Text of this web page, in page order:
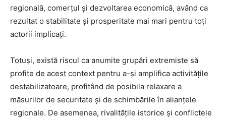
regională, comerțul și dezvoltarea economică, având ca
rezultat o stabilitate și prosperitate mai mari pentru toți
actorii implicați.
Totuși, există riscul ca anumite grupări extremiste să
profite de acest context pentru a-și amplifica activitățile
destabilizatoare, profitând de posibila relaxare a
măsurilor de securitate și de schimbările în alianțele
regionale. De asemenea, rivalitățile istorice și conflictele